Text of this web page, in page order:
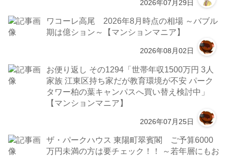
2026年07月29日
ワコーレ高尾 2026年8月時点の相場 ～バブル
期は億ション～【マンションマニア】
2026年08月02日
お便り返し その1294「世帯年収1500万円 3人
家族 江東区持ち家だが教育環境が不安 パーク
タワー柏の葉キャンパスへ買い替え検討中」
【マンションマニア】
2026年07月25日
ザ・パークハウス 東陽町翠賓閣 ご予算6000
万円未満の方は要チェック！！ ～若年層にもお